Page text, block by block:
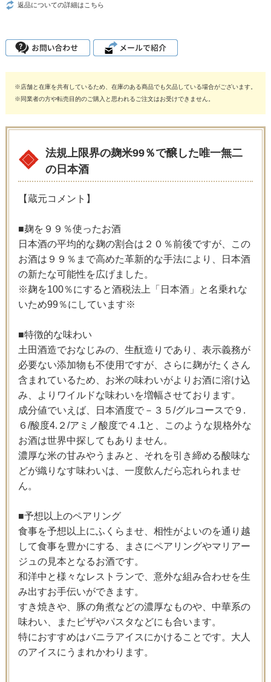
返品についての詳細はこちら
※店舗と在庫を共有しているため、在庫のある商品でも欠品している場合がございます。
※同業者の方や転売目的のご購入と思われるご注文はお受けできません。
法規上限界の麹米99％で醸した唯一無二
の日本酒
【蔵元コメント】
■麹を９９％使ったお酒
日本酒の平均的な麹の割合は２０％前後ですが、この
お酒は９９％まで高めた革新的な手法により、日本酒
の新たな可能性を広げました。
※麹を100％にすると酒税法上「日本酒」と名乗れな
いため99％にしています※
■特徴的な味わい
土田酒造でおなじみの、生酛造りであり、表示義務が
必要ない添加物も不使用ですが、さらに麹がたくさん
含まれているため、お米の味わいがよりお酒に溶け込
み、よりワイルドな味わいを増幅させております。
成分値でいえば、日本酒度で－３５/グルコースで９.
６/酸度4.２/アミノ酸度で４.1と、このような規格外な
お酒は世界中探してもありません。
濃厚な米の甘みやうまみと、それを引き締める酸味な
どが織りなす味わいは、一度飲んだら忘れられませ
ん。
■予想以上のペアリング
食事を予想以上にふくらませ、相性がよいのを通り越
して食事を豊かにする、まさにペアリングやマリアー
ジュの見本となるお酒です。
和洋中と様々なレストランで、意外な組み合わせを生
み出すお手伝いができます。
すき焼きや、豚の角煮などの濃厚なものや、中華系の
味わい、またピザやパスタなどにも合います。
特におすすめはバニラアイスにかけることです。大人
のアイスにうまれかわります。